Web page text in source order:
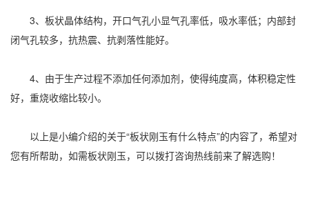
3、板状晶体结构，开口气孔小显气孔率低，吸水率低；内部封
闭气孔较多，抗热震、抗剥落性能好。
4、由于生产过程不添加任何添加剂，使得纯度高，体积稳定性
好，重烧收缩比较小。
以上是小编介绍的关于“板状刚玉有什么特点”的内容了，希望对
您有所帮助，如需板状刚玉，可以拨打咨询热线前来了解选购！